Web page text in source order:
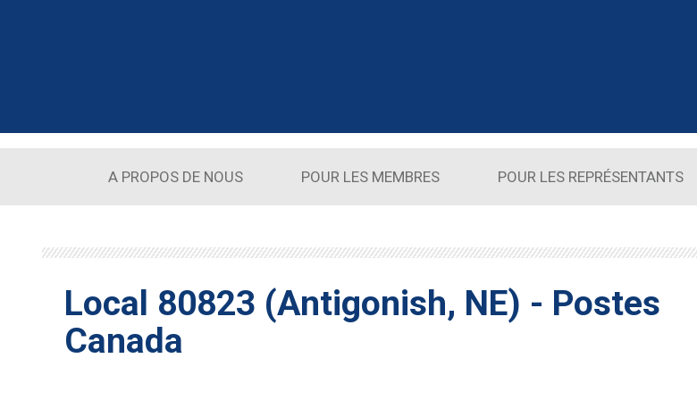
A PROPOS DE NOUS POUR LES MEMBRES POUR LES REPRÉSENTANTS
Local 80823 (Antigonish, NE) - Postes
Canada